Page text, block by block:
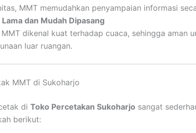
MMT memudahkan penyampaian informasi
Lama dan Mudah Dipasang
MMT dikenal kuat terhadap cuaca, sehingga aman
luar ruangan.
MMT di Sukoharjo
di Toko Percetakan Sukoharjo sangat
berikut: